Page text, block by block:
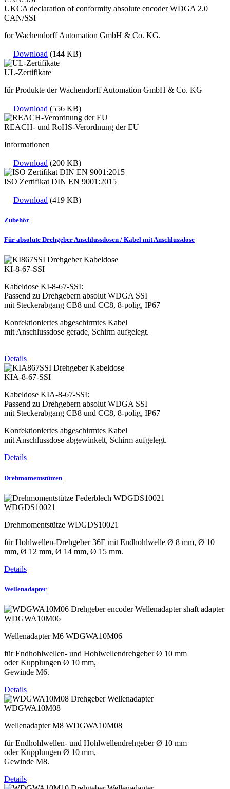
UKCA declaration of conformity absolute encoder WDGA 2.0
CAN/SSI
for Wachendorff Automation GmbH & Co. KG.
Download (144 KB)
UL-Zertifikate
für Produkte der Wachendorff Automation GmbH & Co. KG
Download (556 KB)
REACH- und RoHS-Verordnung der EU
Informationen
Download (200 KB)
ISO Zertifikat DIN EN 9001:2015
Download (419 KB)
Zubehör
Für absolute Drehgeber Anschlussdosen / Kabel mit Anschlussdose
KI-8-67-SSI
Kabeldose KI-8-67-SSI:
Passend zu Drehgebern absolut WDGA SSI
mit Steckerabgang CB8 und CC8, 8-polig, IP67
Konfektioniertes abgeschirmtes Kabel
mit Anschlussdose gerade, Schirm aufgelegt.
Details
KIA-8-67-SSI
Kabeldose KIA-8-67-SSI:
Passend zu Drehgebern absolut WDGA SSI
mit Steckerabgang CB8 und CC8, 8-polig, IP67
Konfektioniertes abgeschirmtes Kabel
mit Anschlussdose abgewinkelt, Schirm aufgelegt.
Details
Drehmomentstützen
WDGDS10021
Drehmomentstütze WDGDS10021
für Hohlwellen-Drehgeber 36E mit Endhohlwelle Ø 8 mm, Ø 10
mm, Ø 12 mm, Ø 14 mm, Ø 15 mm.
Details
Wellenadapter
WDGWA10M06
Wellenadapter M6 WDGWA10M06
für Endhohlwellen- und Hohlwellendrehgeber Ø 10 mm
oder Kupplungen Ø 10 mm,
Gewinde M6.
Details
WDGWA10M08
Wellenadapter M8 WDGWA10M08
für Endhohlwellen- und Hohlwellendrehgeber Ø 10 mm
oder Kupplungen Ø 10 mm,
Gewinde M8.
Details